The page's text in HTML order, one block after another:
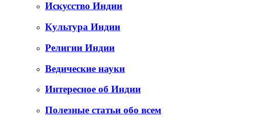
Искусство Индии
Культура Индии
Религии Индии
Ведические науки
Интересное об Индии
Полезные статьи обо всем